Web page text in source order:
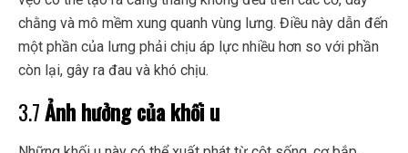
chằng và mô mềm xung quanh vùng lưng. Điều này dẫn đến
một phần của lưng phải chịu áp lực nhiều hơn so với phần
còn lại, gây ra đau và khó chịu.
3.7Ảnh hưởng của khối u